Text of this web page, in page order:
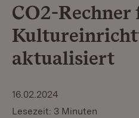
CO2-Rechner
aktualisiert
16.02.2024
Lesezeit: 3 Minuten